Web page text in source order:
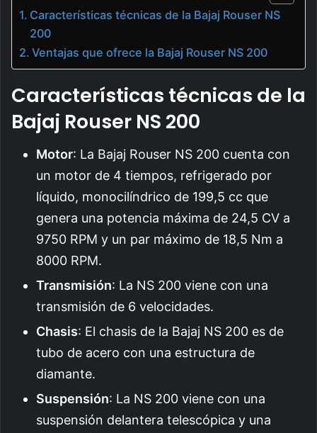
Características técnicas de la Bajaj Rouser NS
200
Ventajas que ofrece la Bajaj Rouser NS 200
Características técnicas de la
Bajaj Rouser NS 200
Motor: La Bajaj Rouser NS 200 cuenta con
un motor de 4 tiempos, refrigerado por
líquido, monocilíndrico de 199,5 cc que
genera una potencia máxima de 24,5 CV a
9750 RPM y un par máximo de 18,5 Nm a
8000 RPM.
Transmisión: La NS 200 viene con una
transmisión de 6 velocidades.
Chasis: El chasis de la Bajaj NS 200 es de
tubo de acero con una estructura de
diamante.
Suspensión: La NS 200 viene con una
suspensión delantera telescópica y una